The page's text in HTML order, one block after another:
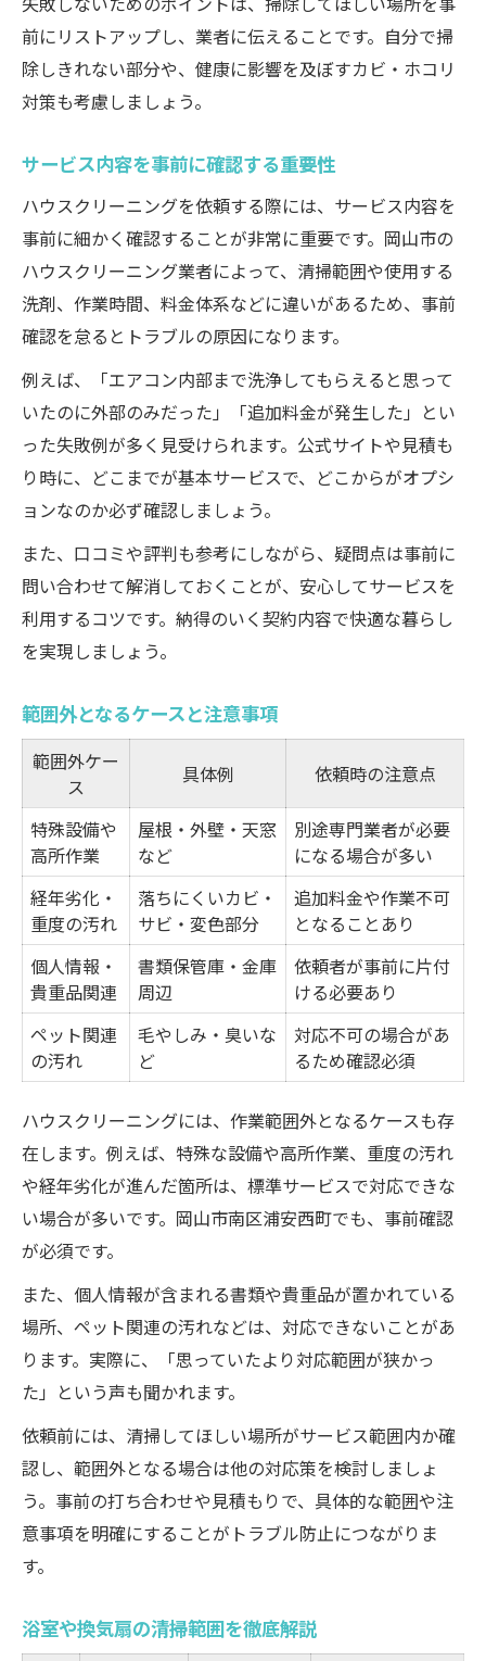
前にリストアップし、業者に伝えることです。自分で掃
除しきれない部分や、健康に影響を及ぼすカビ・ホコリ
対策も考慮しましょう。
サービス内容を事前に確認する重要性
ハウスクリーニングを依頼する際には、サービス内容を
事前に細かく確認することが非常に重要です。岡山市の
ハウスクリーニング業者によって、清掃範囲や使用する
洗剤、作業時間、料金体系などに違いがあるため、事前
確認を怠るとトラブルの原因になります。
例えば、「エアコン内部まで洗浄してもらえると思って
いたのに外部のみだった」「追加料金が発生した」とい
った失敗例が多く見受けられます。公式サイトや見積も
り時に、どこまでが基本サービスで、どこからがオプシ
ョンなのか必ず確認しましょう。
また、口コミや評判も参考にしながら、疑問点は事前に
問い合わせて解消しておくことが、安心してサービスを
利用するコツです。納得のいく契約内容で快適な暮らし
を実現しましょう。
範囲外となるケースと注意事項
範囲外ケー
ス
具体例 依頼時の注意点
特殊設備や
高所作業
屋根・外壁・天窓
など
別途専門業者が必要
になる場合が多い
経年劣化・
重度の汚れ
落ちにくいカビ・
サビ・変色部分
追加料金や作業不可
となることあり
個人情報・
貴重品関連
書類保管庫・金庫
周辺
依頼者が事前に片付
ける必要あり
ペット関連
の汚れ
毛やしみ・臭いな
ど
対応不可の場合があ
るため確認必須
ハウスクリーニングには、作業範囲外となるケースも存
在します。例えば、特殊な設備や高所作業、重度の汚れ
や経年劣化が進んだ箇所は、標準サービスで対応できな
い場合が多いです。岡山市南区浦安西町でも、事前確認
が必須です。
また、個人情報が含まれる書類や貴重品が置かれている
場所、ペット関連の汚れなどは、対応できないことがあ
ります。実際に、「思っていたより対応範囲が狭かっ
た」という声も聞かれます。
依頼前には、清掃してほしい場所がサービス範囲内か確
認し、範囲外となる場合は他の対応策を検討しましょ
う。事前の打ち合わせや見積もりで、具体的な範囲や注
意事項を明確にすることがトラブル防止につながりま
す。
浴室や換気扇の清掃範囲を徹底解説